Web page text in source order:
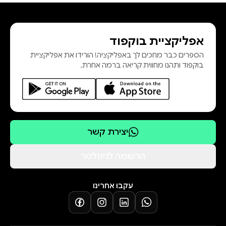
משתקף דיוקן מרגש של אדם צעיר,
כריזמטי, נחוש ורגיש, שבדרכו הצנועה
הוסיף עוד פרק מפואר לאתוס הגבורה
הישראלי. אודי בן סעדיה הוא מח
אפליקציית בוקפוד
הספרים כבר מחכים לך באפליקציה! הורידו את אפליקציית
בוקפוד ותהנו מחווית קריאה ברמה אחרת.
יצירת קשר
עקבו אחרינו